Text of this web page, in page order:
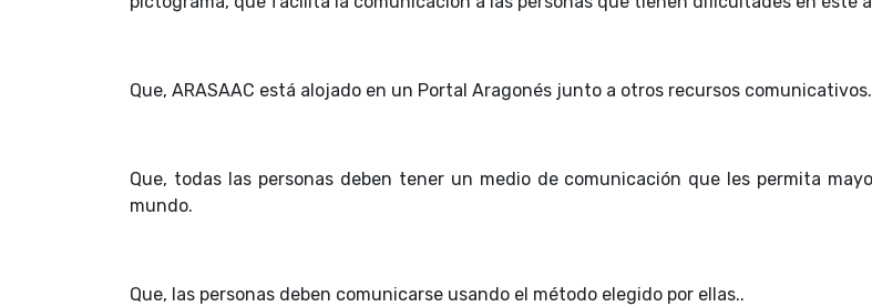
Que, ARASAAC está alojado en un Portal Aragonés junto a otros recursos comunicativos.
Que, todas las personas deben tener un medio de comunicación que les permita
mundo.
Que, las personas deben comunicarse usando el método elegido por ellas..